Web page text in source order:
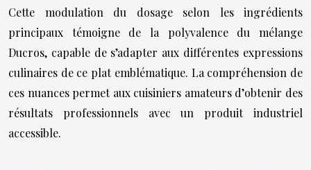
Cette modulation du dosage selon les ingrédients
principaux témoigne de la polyvalence du mélange
Ducros, capable de s’adapter aux différentes expressions
culinaires de ce plat emblématique. La compréhension de
ces nuances permet aux cuisiniers amateurs d’obtenir des
résultats professionnels avec un produit industriel
accessible.